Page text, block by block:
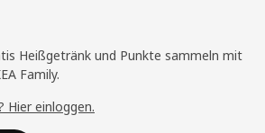
Heißgetränk und Punkte sammeln mit
Family.
Hier einloggen.